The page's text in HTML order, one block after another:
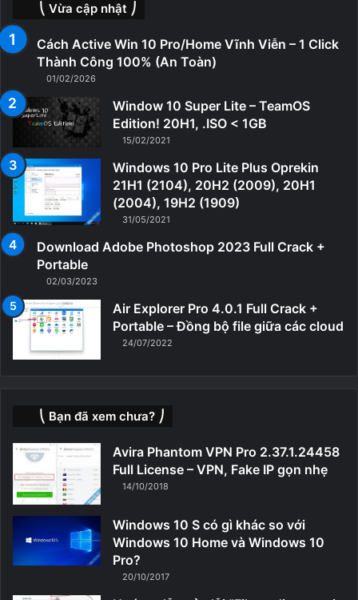
⎝ Vừa cập nhật ⎠
Cách Active Win 10 Pro/Home Vĩnh Viễn – 1 Click
Thành Công 100% (An Toàn)
01/02/2026
Window 10 Super Lite – TeamOS
Edition! 20H1, .ISO < 1GB
15/02/2021
Windows 10 Pro Lite Plus Oprekin
21H1 (2104), 20H2 (2009), 20H1
(2004), 19H2 (1909)
31/05/2021
Download Adobe Photoshop 2023 Full Crack +
Portable
02/03/2023
Air Explorer Pro 4.0.1 Full Crack +
Portable – Đồng bộ file giữa các cloud
24/07/2022
⎝ Bạn đã xem chưa? ⎠
Avira Phantom VPN Pro 2.37.1.24458
Full License – VPN, Fake IP gọn nhẹ
14/10/2018
Windows 10 S có gì khác so với
Windows 10 Home và Windows 10
Pro?
20/10/2017